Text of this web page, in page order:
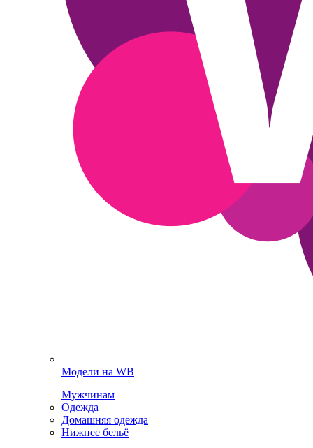
Модели на WB
Мужчинам
Одежда
Домашняя одежда
Нижнее бельё